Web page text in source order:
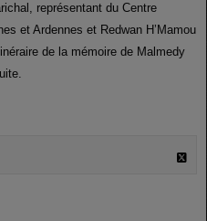
représentant du Centre
et Ardennes et Redwan H’Mamou
de la mémoire de Malmedy